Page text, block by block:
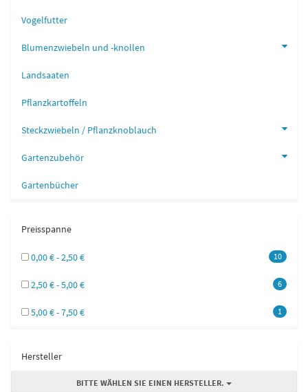
Vogelfutter
Blumenzwiebeln und -knollen
Landsaaten
Pflanzkartoffeln
Steckzwiebeln / Pflanzknoblauch
Gartenzubehör
Gartenbücher
Preisspanne
10
0,00 € - 2,50 €
6
2,50 € - 5,00 €
1
5,00 € - 7,50 €
Hersteller
BITTE WÄHLEN SIE EINEN HERSTELLER.